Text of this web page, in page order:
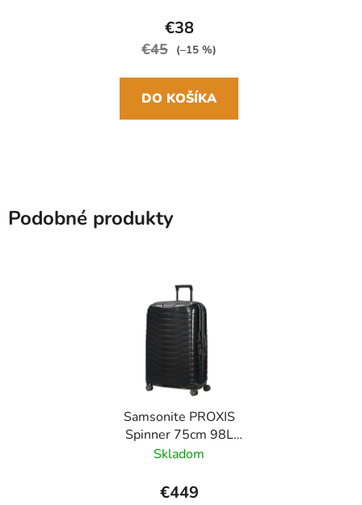
€38
€45 (–15 %)
DO KOŠÍKA
Podobné produkty
Samsonite PROXIS
Spinner 75cm 98L
Čierna
Skladom
€449